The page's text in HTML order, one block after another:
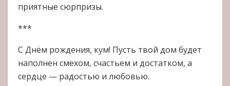
приятные сюрпризы.
***
С Днём рождения, кум! Пусть твой дом будет
наполнен смехом, счастьем и достатком, а
сердце — радостью и любовью.